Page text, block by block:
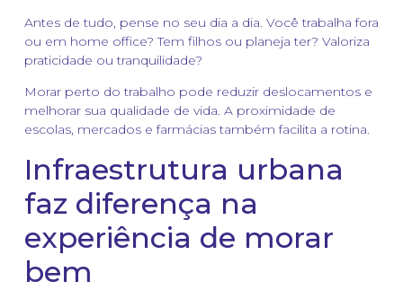
Antes de tudo, pense no seu dia a dia. Você trabalha fora
ou em home office? Tem filhos ou planeja ter? Valoriza
praticidade ou tranquilidade?
Morar perto do trabalho pode reduzir deslocamentos e
melhorar sua qualidade de vida. A proximidade de
escolas, mercados e farmácias também facilita a rotina.
Infraestrutura urbana
faz diferença na
experiência de morar
bem